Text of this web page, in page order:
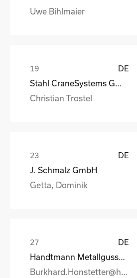
Uwe Bihlmaier
DE
Christian Trostel
DE
J. Schmalz GmbH
Getta, Dominik
DE